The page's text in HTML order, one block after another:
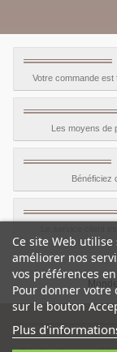
Votre commande
Les moyens de
Bénéficiez
Ce site Web
améliorer nos
vos préférences
Pour donner votre
sur le bouton
Plus